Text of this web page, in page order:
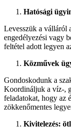
Hatósági
Levesszük a válláról
engedélyezési vagy
feltétel adott legyen
Közművek
Gondoskodunk a
Koordináljuk a víz-,
feladatokat, hogy az
zökkenőmentes
Kivitelezés: